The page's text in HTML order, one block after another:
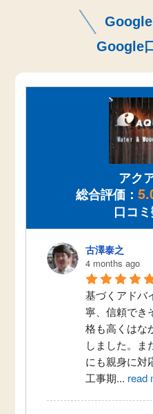
Google
アク
総合評価：
口コ
古澤泰之
4 months ago
基づくアドバ
寧、信頼でき
格も高くはな
しました。ま
にも親身に対
工事期... read